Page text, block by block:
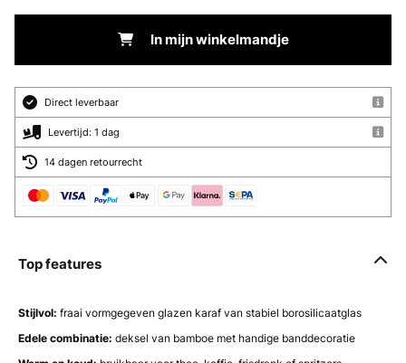
In mijn winkelmandje
Direct leverbaar
Levertijd: 1 dag
14 dagen retourrecht
Top features
Stijlvol: fraai vormgegeven glazen karaf van stabiel borosilicaatglas
Edele combinatie: deksel van bamboe met handige banddecoratie